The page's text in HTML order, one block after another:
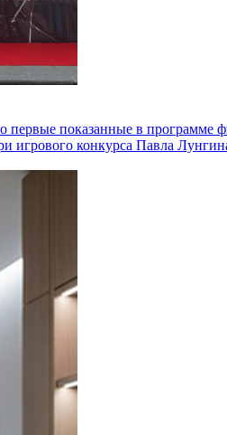
первые показанные в программе
игрового конкурса Павла